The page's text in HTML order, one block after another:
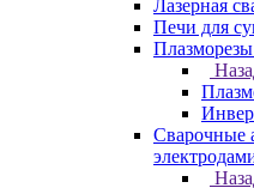
Лазерная
Печи для
Плазморезы
Сварочные